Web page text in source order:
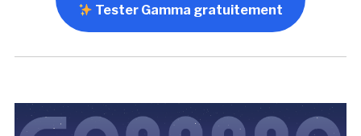
Tester Gamma gratuitement